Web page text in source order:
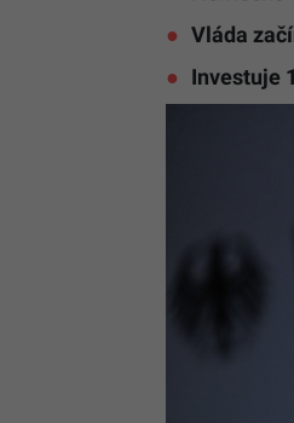
Vláda
Investuje